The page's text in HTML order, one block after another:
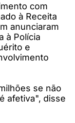
com
à Receita
anunciaram
à Polícia
e
se não
afetiva", disse